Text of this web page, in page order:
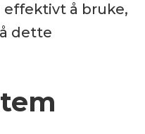
å bruke,
dette